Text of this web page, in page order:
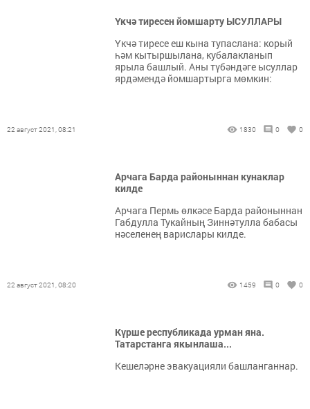
Үкчә тиресен йомшарту ЫСУЛЛАРЫ
Үкчә тиресе еш кына тупаслана: корый
һәм кытыршылана, кубалакланып
ярыла башлый. Аны түбәндәге ысуллар
ярдәмендә йомшартырга мөмкин:
22 август 2021, 08:21 1830 0 0
Арчага Барда районыннан кунаклар
килде
Арчага Пермь өлкәсе Барда районыннан
Габдулла Тукайның Зиннәтулла бабасы
нәселенең варислары килде.
22 август 2021, 08:20 1459 0 0
Күрше республикада урман яна.
Татарстанга якынлаша...
Кешеләрне эвакуацияли башланганнар.